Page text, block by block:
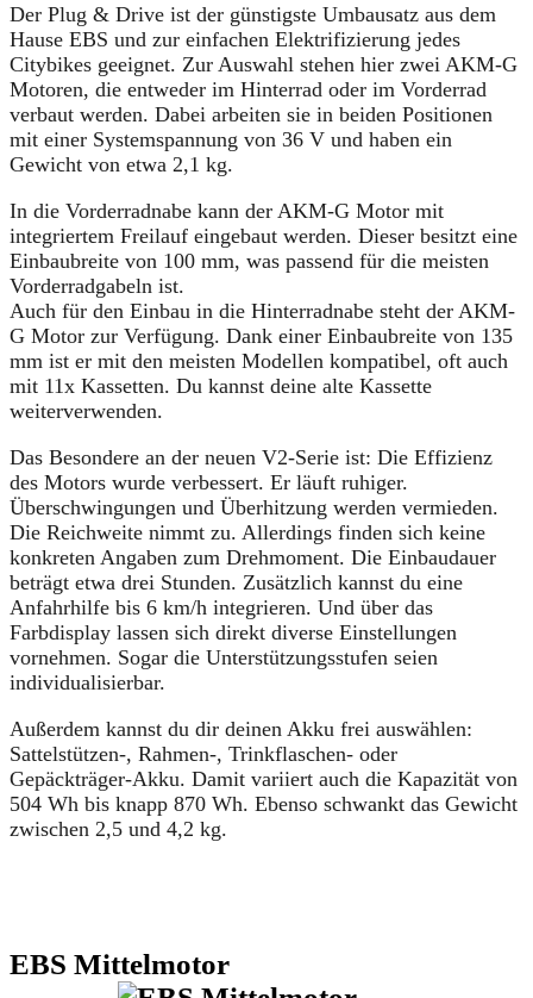
Der Plug & Drive ist der günstigste Umbausatz aus dem
Hause EBS und zur einfachen Elektrifizierung jedes
Citybikes geeignet. Zur Auswahl stehen hier zwei AKM-G
Motoren, die entweder im Hinterrad oder im Vorderrad
verbaut werden. Dabei arbeiten sie in beiden Positionen
mit einer Systemspannung von 36 V und haben ein
Gewicht von etwa 2,1 kg.
In die Vorderradnabe kann der AKM-G Motor mit
integriertem Freilauf eingebaut werden. Dieser besitzt eine
Einbaubreite von 100 mm, was passend für die meisten
Vorderradgabeln ist.
Auch für den Einbau in die Hinterradnabe steht der AKM-
G Motor zur Verfügung. Dank einer Einbaubreite von 135
mm ist er mit den meisten Modellen kompatibel, oft auch
mit 11x Kassetten. Du kannst deine alte Kassette
weiterverwenden.
Das Besondere an der neuen V2-Serie ist: Die Effizienz
des Motors wurde verbessert. Er läuft ruhiger.
Überschwingungen und Überhitzung werden vermieden.
Die Reichweite nimmt zu. Allerdings finden sich keine
konkreten Angaben zum Drehmoment. Die Einbaudauer
beträgt etwa drei Stunden. Zusätzlich kannst du eine
Anfahrhilfe bis 6 km/h integrieren. Und über das
Farbdisplay lassen sich direkt diverse Einstellungen
vornehmen. Sogar die Unterstützungsstufen seien
individualisierbar.
Außerdem kannst du dir deinen Akku frei auswählen:
Sattelstützen-, Rahmen-, Trinkflaschen- oder
Gepäckträger-Akku. Damit variiert auch die Kapazität von
504 Wh bis knapp 870 Wh. Ebenso schwankt das Gewicht
zwischen 2,5 und 4,2 kg.
EBS Mittelmotor